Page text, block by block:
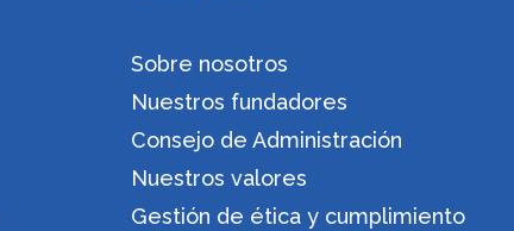
Sobre nosotros
Nuestros fundadores
Consejo de Administración
Nuestros valores
Gestión de ética y cumplimiento